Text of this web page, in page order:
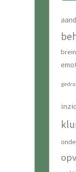
brein